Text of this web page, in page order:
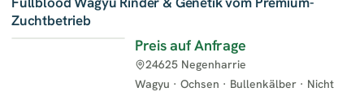
Zuchtbetrieb
Preis auf Anfrage
Wagyu · Ochsen · Bullenkälber · Nicht
24625 Negenharrie